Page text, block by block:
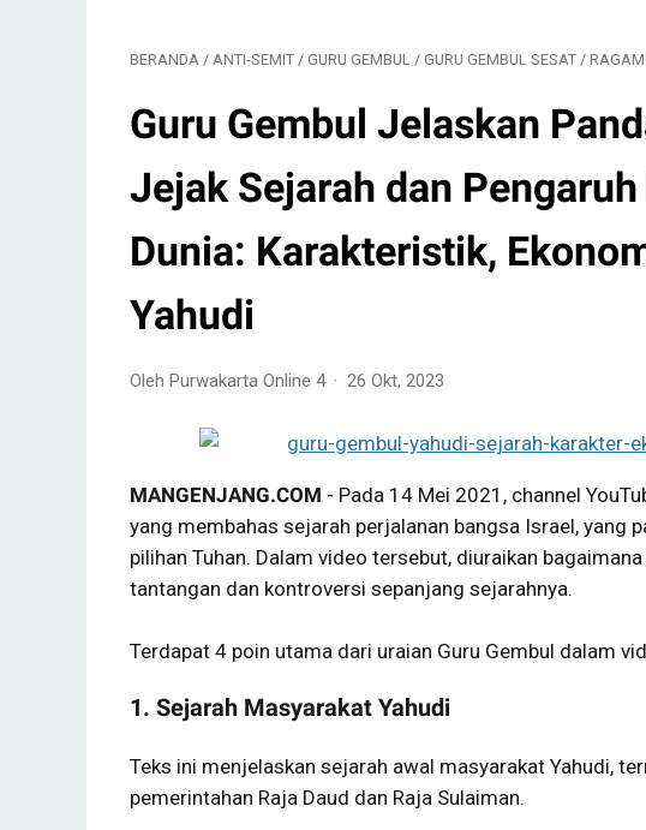
BERANDA / ANTI-SEMIT / GURU GEMBUL / GURU GEMBUL SESAT / RAGAM
Guru Gembul Jelaskan
Jejak Sejarah dan
Dunia: Karakteristik,
Yahudi
Oleh Purwakarta Online 4 26 Okt, 2023
MANGENJANG.COM - Pada 14 Mei 2021, channel
yang membahas sejarah perjalanan bangsa Israel, yang
pilihan Tuhan. Dalam video tersebut, diuraikan
tantangan dan kontroversi sepanjang sejarahnya.
Terdapat 4 poin utama dari uraian Guru Gembul dalam
1. Sejarah Masyarakat Yahudi
Teks ini menjelaskan sejarah awal masyarakat Yahudi,
pemerintahan Raja Daud dan Raja Sulaiman.